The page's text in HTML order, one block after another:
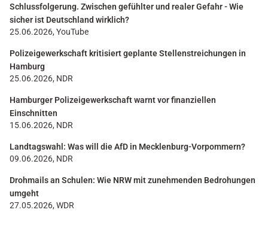
Schlussfolgerung. Zwischen gefühlter und realer Gefahr - Wie
sicher ist Deutschland wirklich?
25.06.2026, YouTube
Polizeigewerkschaft kritisiert geplante Stellenstreichungen in
Hamburg
25.06.2026, NDR
Hamburger Polizeigewerkschaft warnt vor finanziellen
Einschnitten
15.06.2026, NDR
Landtagswahl: Was will die AfD in Mecklenburg-Vorpommern?
09.06.2026, NDR
Drohmails an Schulen: Wie NRW mit zunehmenden Bedrohungen
umgeht
27.05.2026, WDR